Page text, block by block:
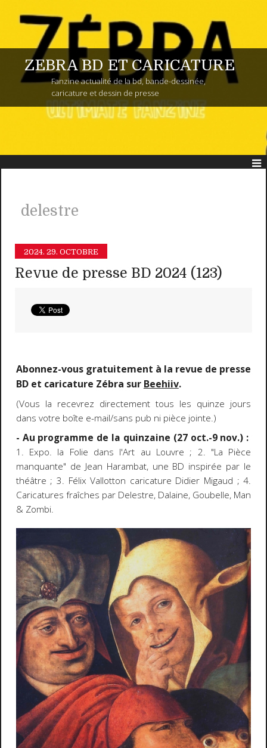
ZEBRA BD ET CARICATURE
Fanzine actualité de la bd, bande-dessinée,
caricature et dessin de presse
delestre
2024. 29. OCTOBRE
Revue de presse BD 2024 (123)
Abonnez-vous gratuitement à la revue de presse
BD et caricature Zébra sur Beehiiv.
(Vous la recevrez directement tous les quinze jours
dans votre boîte e-mail/sans pub ni pièce jointe.)
- Au programme de la quinzaine (27 oct.-9 nov.) :
1. Expo. la Folie dans l'Art au Louvre ; 2. "La Pièce
manquante" de Jean Harambat, une BD inspirée par le
théâtre ; 3. Félix Vallotton caricature Didier Migaud ; 4.
Caricatures fraîches par Delestre, Dalaine, Goubelle, Man
& Zombi.